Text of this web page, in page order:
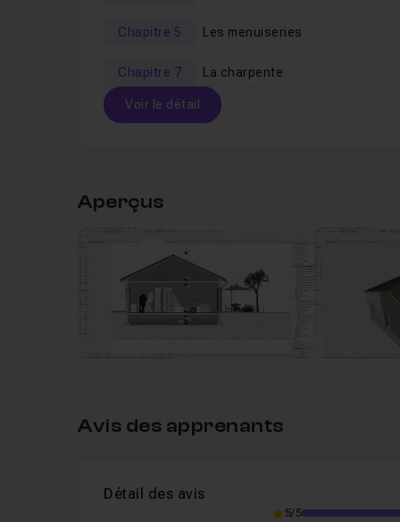
Chapitre 5 Les menuiseries
Chapitre 7 La charpente
Voir le détail
Leçon 1 Introduction projet de maison
Chapitre 5 : Les menuiseries 13m25
Aperçus
Avis des apprenants
Détail des avis
5/5